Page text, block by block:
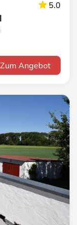
5.0
Zum Angebot